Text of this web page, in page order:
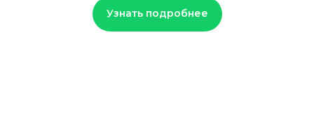
Узнать подробнее